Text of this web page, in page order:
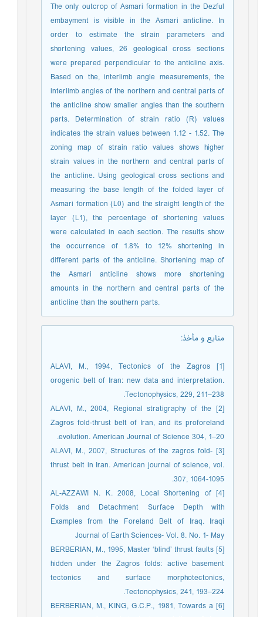
The only outcrop of Asmari formation in the Dezful
embayment is visible in the Asmari anticline. In
order to estimate the strain parameters and
shortening values, 26 geological cross sections
were prepared perpendicular to the anticline axis.
Based on the, interlimb angle measurements, the
interlimb angles of the northern and central parts of
the anticline show smaller angles than the southern
parts. Determination of strain ratio (R) values
indicates the strain values between 1.12 - 1.52. The
zoning map of strain ratio values shows higher
strain values in the northern and central parts of
the anticline. Using geological cross sections and
measuring the base length of the folded layer of
Asmari formation (L0) and the straight length of the
layer (L1), the percentage of shortening values
were calculated in each section. The results show
the occurrence of 1.8% to 12% shortening in
different parts of the anticline. Shortening map of
the Asmari anticline shows more shortening
amounts in the northern and central parts of the
anticline than the southern parts.
منابع و مأخذ:
[1] ALAVI, M., 1994, Tectonics of the Zagros
orogenic belt of Iran: new data and interpretation.
Tectonophysics, 229, 211–238.
[2] ALAVI, M., 2004, Regional stratigraphy of the
Zagros fold-thrust belt of Iran, and its proforeland
evolution. American Journal of Science 304, 1–20.
[3] ALAVI, M., 2007, Structures of the zagros fold-
thrust belt in Iran. American journal of science, vol.
307, 1064-1095.
[4] AL-AZZAWI N. K. 2008, Local Shortening of
Folds and Detachment Surface Depth with
Examples from the Foreland Belt of Iraq. Iraqi
Journal of Earth Sciences- Vol. 8. No. 1- May
[5] BERBERIAN, M., 1995, Master ‘blind’ thrust faults
hidden under the Zagros folds: active basement
tectonics and surface morphotectonics,
Tectonophysics, 241, 193–224.
[6] BERBERIAN, M., KING, G.C.P., 1981, Towards a